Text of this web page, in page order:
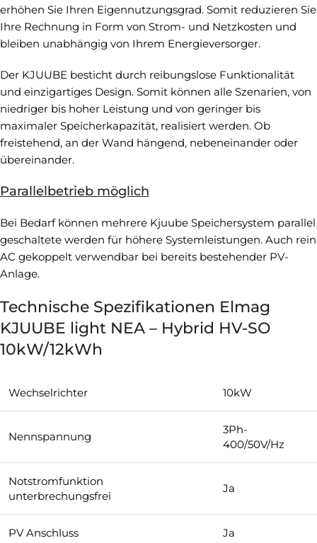
erhöhen Sie Ihren Eigennutzungsgrad. Somit reduzieren Sie
Ihre Rechnung in Form von Strom- und Netzkosten und
bleiben unabhängig von Ihrem Energieversorger.
Der KJUUBE besticht durch reibungslose Funktionalität
und einzigartiges Design. Somit können alle Szenarien, von
niedriger bis hoher Leistung und von geringer bis
maximaler Speicherkapazität, realisiert werden. Ob
freistehend, an der Wand hängend, nebeneinander oder
übereinander.
Parallelbetrieb möglich
Bei Bedarf können mehrere Kjuube Speichersystem parallel
geschaltete werden für höhere Systemleistungen. Auch rein
AC gekoppelt verwendbar bei bereits bestehender PV-
Anlage.
Technische Spezifikationen Elmag
KJUUBE light NEA – Hybrid HV-SO
10kW/12kWh
Wechselrichter 10kW
Nennspannung
3Ph-
400/50V/Hz
Notstromfunktion
unterbrechungsfrei
Ja
PV Anschluss Ja